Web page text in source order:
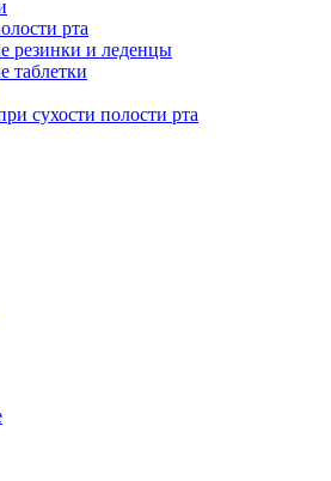
рта
резинки и леденцы
таблетки
сухости полости рта